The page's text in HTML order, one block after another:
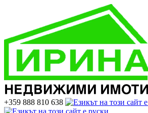
+359 888 810 638